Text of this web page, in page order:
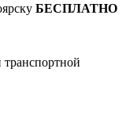
БЕСПЛАТНО
транспортной